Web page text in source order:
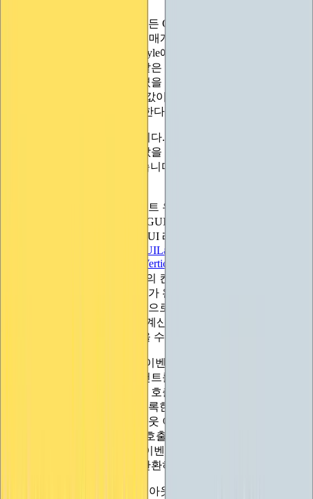
지금까지 살펴보고 작성한 모든 GUI 컨트롤에는 화면에서 컨
트롤의 위치를 결정하는 Rect 매개변수가 포함되어 있다는 것
을 눈치챘을 것입니다. GUIStyle에 대해 설명했으니 이제
GUIStyle에 "필요한 간격과 같은 레이아웃 속성"이 포함되어
있다고 했을 때 잠시 멈칫하셨을 것입니다. 이렇게 생각할 수
도 있습니다: "어, 이런. 간격 값이 준수되도록 Rect 값을 계산
하기 위해 많은 작업을 해야 한다는 뜻인가요?"
하지만 더 쉬운 방법도 있습니다. IMGUI에는 간격 등을 고려
하여 컨트롤에 적합한 렉트 값을 자동으로 계산하는 '레이아
웃' 메커니즘이 포함되어 있습니다. 그렇다면 어떻게 작동할까
비결은 컨트롤이 응답할 이벤트 유형 값을 추가로 지정하는 것
입니다: EventType.Layout. IMGUI가 이벤트를 GUI 코드로 전
송하면 호출한 컨트롤은 IMGUI 레이아웃 함수(
GUILayout.
EndHorizonal/Vertical
IMGUI가 기록하여 레이아웃의 컨트롤 트리와 필요한 공간을
효과적으로 구축합니다. 트리가 완성되고 트리가 완전히 빌드
되면 IMGUI가 트리를 재귀적으로 통과하여 요소의 실제 너비
와 높이, 서로에 대한 위치를 계산하고 연속적인 컨트롤을 서
로 옆에 배치하는 등의 작업을 수행합니다.
그런 다음 EventType.Repaint 이벤트 또는 실제로 다른 종류의
이벤트를 수행할 때가 되면 컨트롤은 동일한 IMGUI 레이아웃
함수를 호출합니다. 이번에는 호출을 기록하는 대신 IMGUI가
이전에 레이아웃 이벤트에 기록한 호출을 '재생'하여 계산한
사각형을 반환합니다. 레이아웃 이벤트 중에
GUILayoutUtility.GetRect()를 호출하여 사각형이 필요하다는
것을 등록한 후 다시 그리기 이벤트 중에 다시 호출하면 실제
로 사용해야 하는 사각형을 반환하는 방식입니다.
컨트롤 ID와 마찬가지로 레이아웃 이벤트와 다른 이벤트 간에